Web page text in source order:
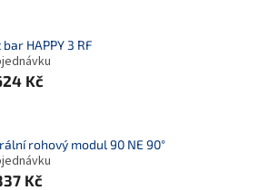
HAPPY 3 RF
Kč
rohový modul 90 NE 90°
Kč